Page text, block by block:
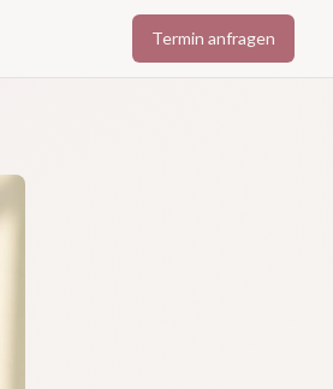
Termin anfragen